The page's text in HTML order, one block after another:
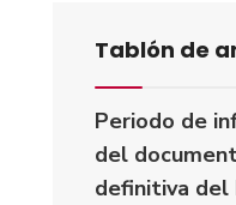
Tablón de
Periodo de
del
definitiva del